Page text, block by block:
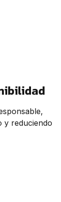
y reduciendo